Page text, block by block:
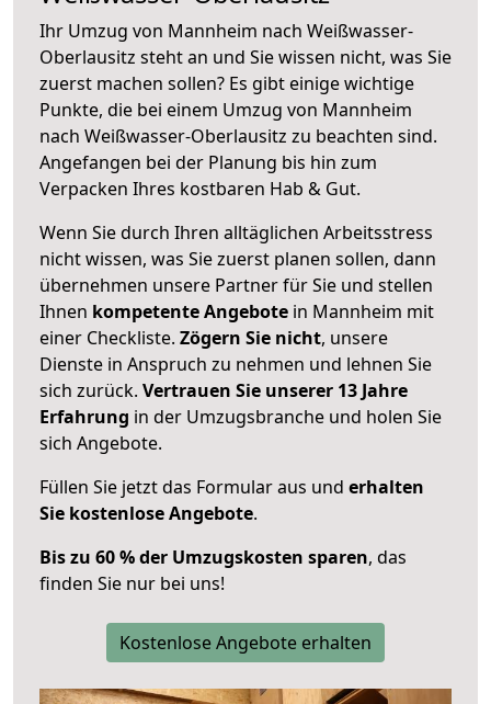
Ihr Umzug von Mannheim nach Weißwasser-
Oberlausitz steht an und Sie wissen nicht, was Sie
zuerst machen sollen? Es gibt einige wichtige
Punkte, die bei einem Umzug von Mannheim
nach Weißwasser-Oberlausitz zu beachten sind.
Angefangen bei der Planung bis hin zum
Verpacken Ihres kostbaren Hab & Gut.
Wenn Sie durch Ihren alltäglichen Arbeitsstress
nicht wissen, was Sie zuerst planen sollen, dann
übernehmen unsere Partner für Sie und stellen
Ihnen kompetente Angebote in Mannheim mit
einer Checkliste. Zögern Sie nicht, unsere
Dienste in Anspruch zu nehmen und lehnen Sie
sich zurück. Vertrauen Sie unserer 13 Jahre
Erfahrung in der Umzugsbranche und holen Sie
sich Angebote.
Füllen Sie jetzt das Formular aus und erhalten
Sie kostenlose Angebote.
Bis zu 60 % der Umzugskosten sparen, das
finden Sie nur bei uns!
Kostenlose Angebote erhalten